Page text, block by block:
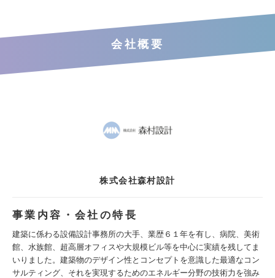
会社概要
株式会社森村設計
事業内容・会社の特長
建築に係わる設備設計事務所の大手、業歴６１年を有し、病院、美術
館、水族館、超高層オフィスや大規模ビル等を中心に実績を残してま
いりました。建築物のデザイン性とコンセプトを意識した最適なコン
サルティング、それを実現するためのエネルギー分野の技術力を強み